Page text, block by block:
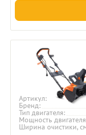
Артикул
Бренд
Тип двигателя
Мощность
Ширина очистики,